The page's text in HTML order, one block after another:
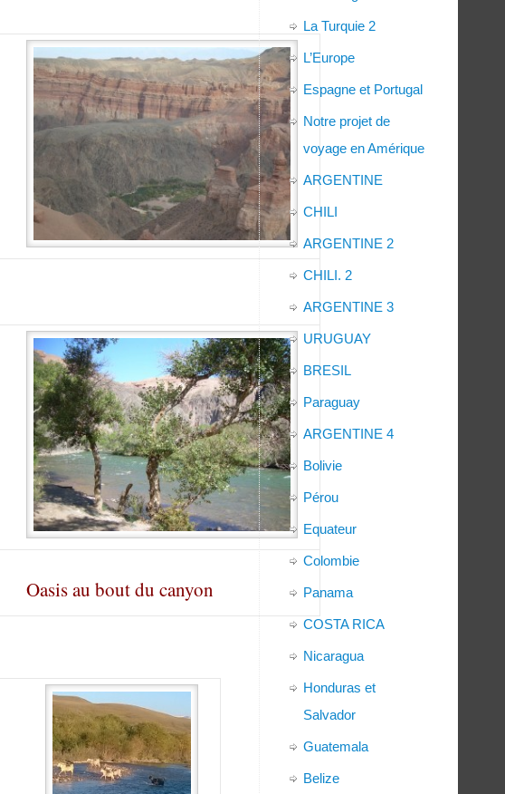
Oasis au bout du canyon
La Turquie 2
L’Europe
Espagne et Portugal
Notre projet de
voyage en Amérique
ARGENTINE
CHILI
ARGENTINE 2
CHILI. 2
ARGENTINE 3
URUGUAY
BRESIL
Paraguay
ARGENTINE 4
Bolivie
Pérou
Equateur
Colombie
Panama
COSTA RICA
Nicaragua
Honduras et
Salvador
Guatemala
Belize